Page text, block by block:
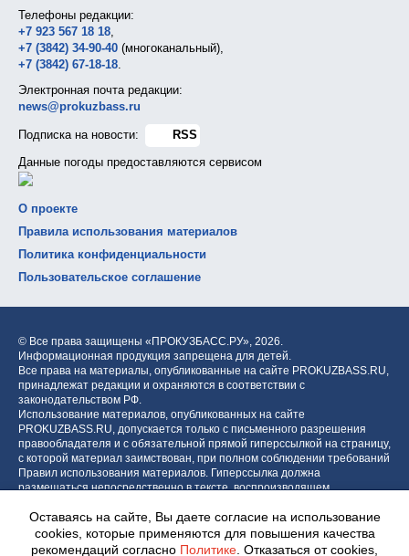
Телефоны редакции:
+7 923 567 18 18
+7 (3842) 34-90-40 (многоканальный),
+7 (3842) 67-18-18
Электронная почта редакции:
news@prokuzbass.ru
Подписка на новости:
RSS
Данные погоды предоставляются сервисом
О проекте
Правила использования материалов
Политика конфиденциальности
Пользовательское соглашение
© Все права защищены «ПРОКУЗБАСС.РУ», 2026.
Информационная продукция запрещена для детей.
Все права на материалы, опубликованные на сайте PROKUZBASS.RU,
принадлежат редакции и охраняются в соответствии с
законодательством РФ.
Использование материалов, опубликованных на сайте
PROKUZBASS.RU, допускается только с письменного разрешения
правообладателя и с обязательной прямой гиперссылкой на страницу,
с которой материал заимствован, при полном соблюдении требований
Правил использования материалов. Гиперссылка должна
размещаться непосредственно в тексте, воспроизводящем
блока.
Оставаясь на сайте, Вы даете согласие на использование
cookies, которые применяются для повышения качества
рекомендаций согласно Политике . Отказаться от cookies,